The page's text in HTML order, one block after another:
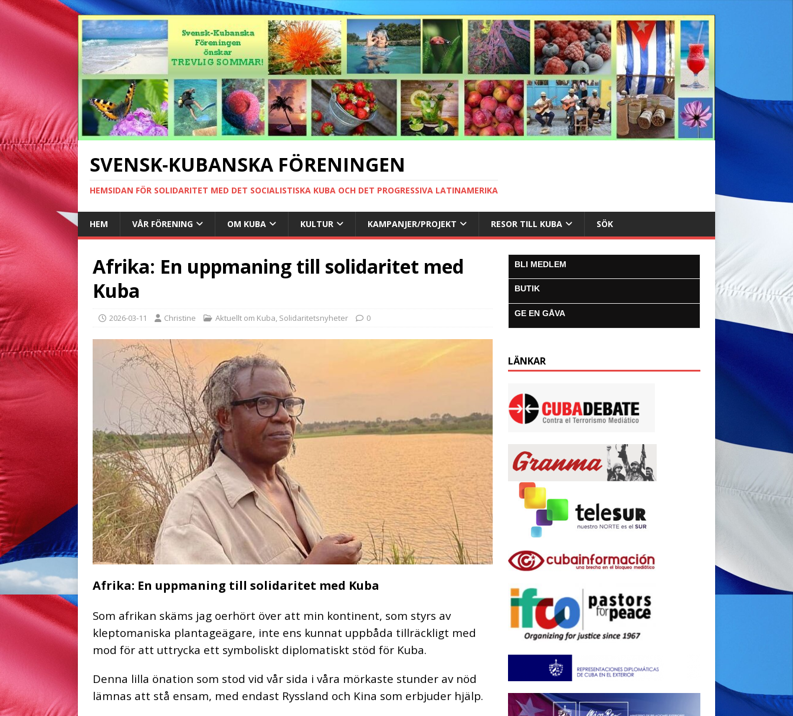
SVENSK-KUBANSKA FÖRENINGEN
HEMSIDAN FÖR SOLIDARITET MED DET SOCIALISTISKA KUBA OCH DET PROGRESSIVA LATINAMERIKA
HEM VÅR FÖRENING OM KUBA KULTUR KAMPANJER/PROJEKT RESOR TILL KUBA SÖK
Afrika: En uppmaning till solidaritet med
Kuba
2026-03-11 Christine Aktuellt om Kuba, Solidaritetsnyheter 0
Afrika: En uppmaning till solidaritet med Kuba
Som afrikan skäms jag oerhört över att min kontinent, som styrs av
kleptomaniska plantageägare, inte ens kunnat uppbåda tillräckligt med
mod för att uttrycka ett symboliskt diplomatiskt stöd för Kuba.
Denna lilla önation som stod vid vår sida i våra mörkaste stunder av nöd
lämnas att stå ensam, med endast Ryssland och Kina som erbjuder hjälp.
BLI MEDLEM
BUTIK
GE EN GÅVA
LÄNKAR